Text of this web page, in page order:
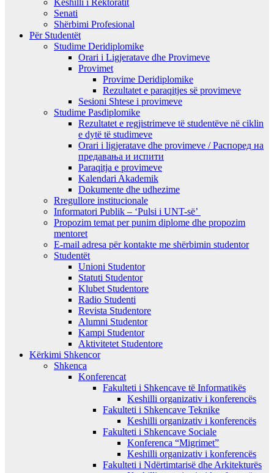
Senati
Shërbimi Profesional
Për Studentët
Studime Deridiplomike
Orari i Ligjeratave dhe Provimeve
Provimet
Provime Deridiplomike
Rezultatet e paraqitjes së provimeve
Sesioni Shtese i provimeve
Studime Pasdiplomike
Rezultatet e regjistrimeve të studentëve në ciklin
e dytë të studimeve
Orari i ligjeratave dhe provimeve / Распоред на
предавањa и испити
Paraqitja e provimeve
Kalendari Akademik
Dokumente dhe udhezime
Rregullore institucionale
Informatori Publik – ‘Pulsi i UNT-së’
Propozim temat per punim diplome dhe propozim
mentoret
E-mail adresa për kontakte me shërbimin studentor
Studentët
Unioni Studentor
Statuti Studentor
Klubet Studentore
Radio Studenti
Revista Studentore
Alumni Studentor
Kampi Studentor
Aktivitetet Studentore
Kërkimi Shkencor
Shkenca
Konferencat
Fakulteti i Shkencave të Informatikës
Keshilli organizativ i konferencës
Fakulteti i Shkencave Teknike
Keshilli organizativ i konferencës
Fakulteti i Shkencave Sociale
Konferenca “Migrimet”
Keshilli organizativ i konferencës
Fakulteti i Ndërtimtarisë dhe Arkitekturës